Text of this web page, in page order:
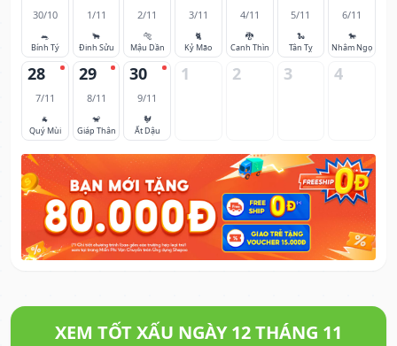
30/10
🐀
Bính Tý
1/11
🐂
Đinh Sửu
2/11
🐅
Mậu Dần
3/11
🐈
Kỷ Mão
4/11
🐉
Canh Thìn
5/11
🐍
Tân Tỵ
6/11
🐎
Nhâm Ngọ
28
7/11
🐐
Quý Mùi
29
8/11
🐒
Giáp Thân
30
9/11
🐓
Ất Dậu
1 2 3 4
XEM TỐT XẤU NGÀY 12 THÁNG 11